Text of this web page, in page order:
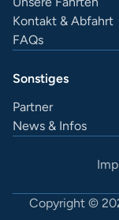
Kontakt & Abfahrt
FAQs
Sonstiges
Partner
News & Infos
Copyright ©